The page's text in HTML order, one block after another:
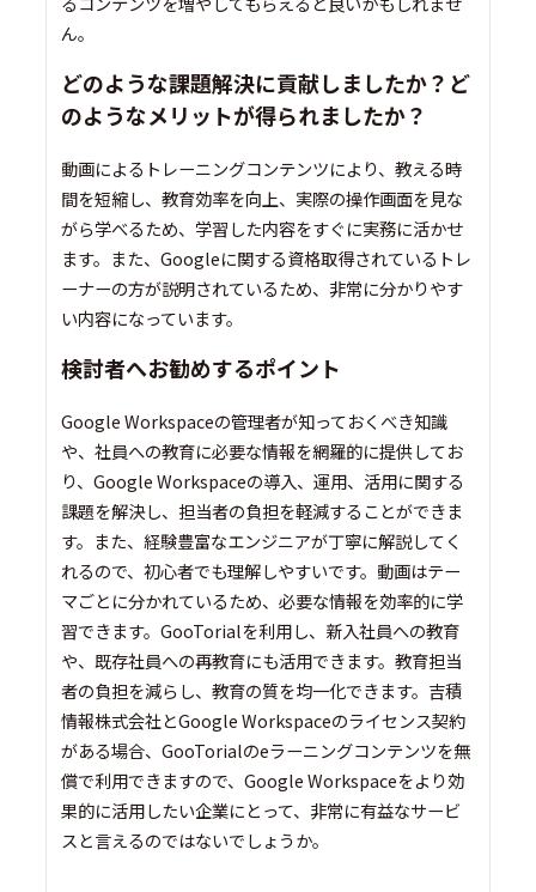
ん。
どのような課題解決に貢献しましたか？ど
のようなメリットが得られましたか？
動画によるトレーニングコンテンツにより、教える時
間を短縮し、教育効率を向上、実際の操作画面を見な
がら学べるため、学習した内容をすぐに実務に活かせ
ます。また、Googleに関する資格取得されているトレ
ーナーの方が説明されているため、非常に分かりやす
い内容になっています。
検討者へお勧めするポイント
Google Workspaceの管理者が知っておくべき知識
や、社員への教育に必要な情報を網羅的に提供してお
り、Google Workspaceの導入、運用、活用に関する
課題を解決し、担当者の負担を軽減することができま
す。また、経験豊富なエンジニアが丁寧に解説してく
れるので、初心者でも理解しやすいです。動画はテー
マごとに分かれているため、必要な情報を効率的に学
習できます。GooTorialを利用し、新入社員への教育
や、既存社員への再教育にも活用できます。教育担当
者の負担を減らし、教育の質を均一化できます。吉積
情報株式会社とGoogle Workspaceのライセンス契約
がある場合、GooTorialのeラーニングコンテンツを無
償で利用できますので、Google Workspaceをより効
果的に活用したい企業にとって、非常に有益なサービ
スと言えるのではないでしょうか。